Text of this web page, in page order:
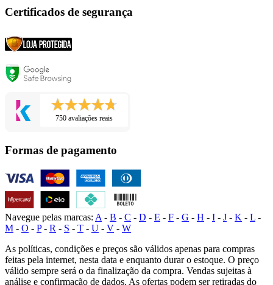
Certificados de segurança
750 avaliações reais
Formas de pagamento
Navegue pelas marcas: A - B - C - D - E - F - G - H - I - J - K - L -
M - O - P- R - S - T - U - V - W
As políticas, condições e preços são válidos apenas para compras
feitas pela internet, nesta data e enquanto durar o estoque. O preço
válido sempre será o da finalização da compra. Vendas sujeitas à
análise e confirmação de dados. As ofertas podem ser retiradas do